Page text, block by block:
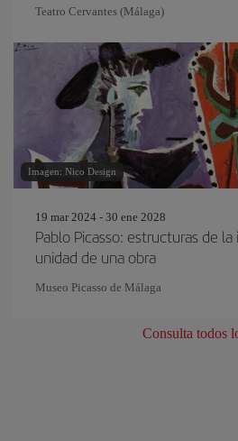
Teatro Cervantes (Málaga)
Imagen: Nico Design
19 mar 2024 - 30 ene 2028
Pablo Picasso: estructuras de
unidad de una obra
Museo Picasso de Málaga
Consulta todos